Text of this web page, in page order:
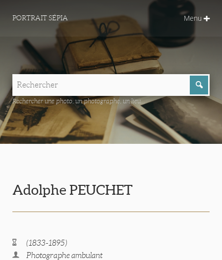
PORTRAIT SÉPIA Menu
Rechercher une photo, un photographe, un lieu...
Adolphe PEUCHET
(1833-1895)
Photographe ambulant